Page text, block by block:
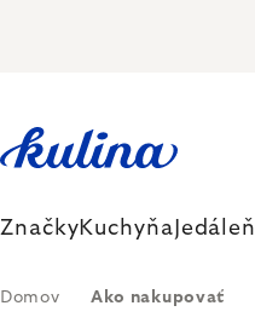
ZnačkyKuchyňa Jedáleň
Domov Ako nakupovať